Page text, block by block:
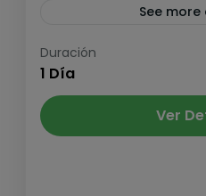
See
Ascensión a la Tuca
Valle de Literola, una
Huyendo de las
Aneto y el Posets,...
Pirineo y Prepirineo,
Duración
1 Día
Ver